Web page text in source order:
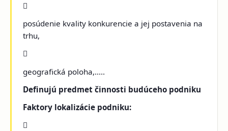

posúdenie kvality konkurencie a jej postavenia na
trhu,

geografická poloha,.....
Definujú predmet činnosti budúceho podniku
Faktory lokalizácie podniku:
